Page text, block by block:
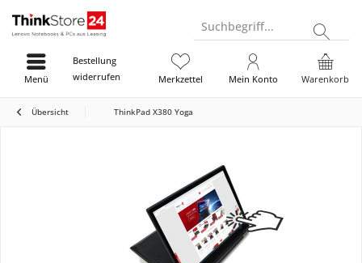
Suchbegriff...
Bestellung
widerrufen
Warenkorb
Merkzettel Mein Konto
Menü
Übersicht ThinkPad X380 Yoga